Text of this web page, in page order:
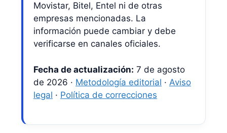
Movistar, Bitel, Entel ni de otras
empresas mencionadas. La
información puede cambiar y debe
verificarse en canales oficiales.
Fecha de actualización: 7 de agosto
de 2026 · Metodología editorial · Aviso
legal · Política de correcciones